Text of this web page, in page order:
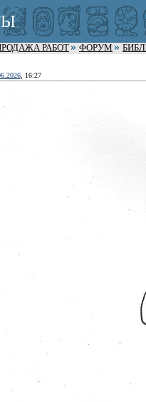
РАБОТ ФОРУМ
, 16:27